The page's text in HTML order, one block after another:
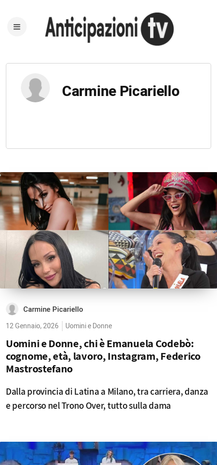
Carmine Picariello
Carmine Picariello
12 Gennaio, 2026 Uomini e Donne
Uomini e Donne, chi è Emanuela Codebò:
cognome, età, lavoro, Instagram, Federico
Mastrostefano
Dalla provincia di Latina a Milano, tra carriera, danza
e percorso nel Trono Over, tutto sulla dama